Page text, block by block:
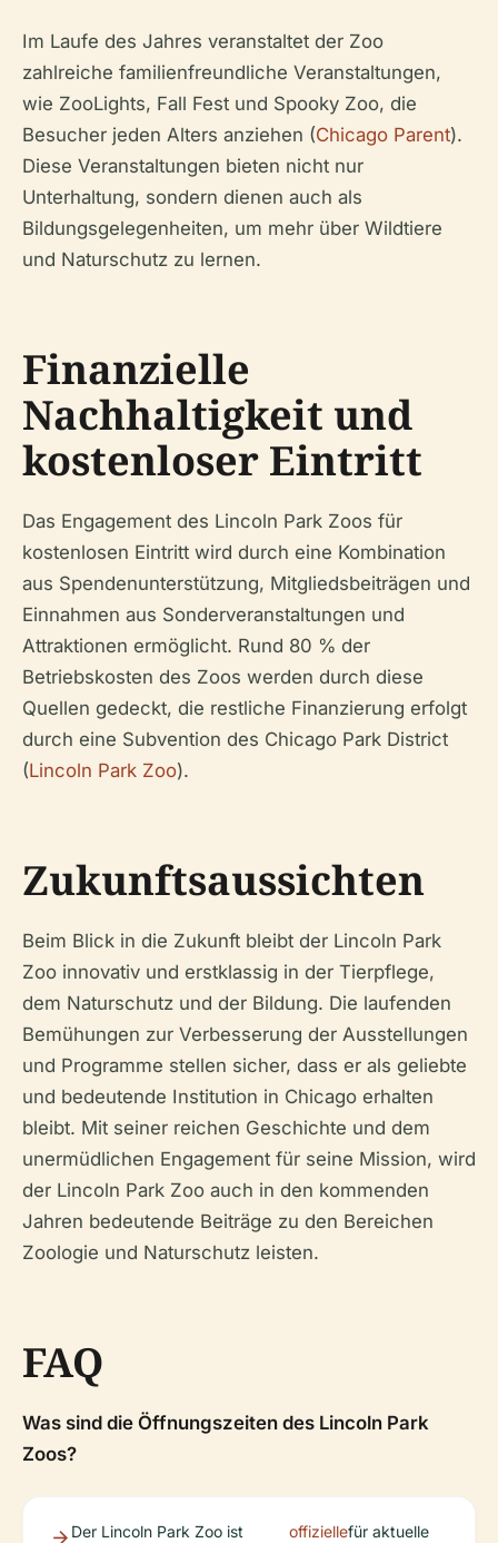
Im Laufe des Jahres veranstaltet der Zoo
zahlreiche familienfreundliche Veranstaltungen,
wie ZooLights, Fall Fest und Spooky Zoo, die
Besucher jeden Alters anziehen (Chicago Parent).
Diese Veranstaltungen bieten nicht nur
Unterhaltung, sondern dienen auch als
Bildungsgelegenheiten, um mehr über Wildtiere
und Naturschutz zu lernen.
Finanzielle
Nachhaltigkeit und
kostenloser Eintritt
Das Engagement des Lincoln Park Zoos für
kostenlosen Eintritt wird durch eine Kombination
aus Spendenunterstützung, Mitgliedsbeiträgen und
Einnahmen aus Sonderveranstaltungen und
Attraktionen ermöglicht. Rund 80 % der
Betriebskosten des Zoos werden durch diese
Quellen gedeckt, die restliche Finanzierung erfolgt
durch eine Subvention des Chicago Park District
(Lincoln Park Zoo).
Zukunftsaussichten
Beim Blick in die Zukunft bleibt der Lincoln Park
Zoo innovativ und erstklassig in der Tierpflege,
dem Naturschutz und der Bildung. Die laufenden
Bemühungen zur Verbesserung der Ausstellungen
und Programme stellen sicher, dass er als geliebte
und bedeutende Institution in Chicago erhalten
bleibt. Mit seiner reichen Geschichte und dem
unermüdlichen Engagement für seine Mission, wird
der Lincoln Park Zoo auch in den kommenden
Jahren bedeutende Beiträge zu den Bereichen
Zoologie und Naturschutz leisten.
FAQ
Was sind die Öffnungszeiten des Lincoln Park
Zoos?
Der Lincoln Park Zoo ist
offiziellefür aktuelle